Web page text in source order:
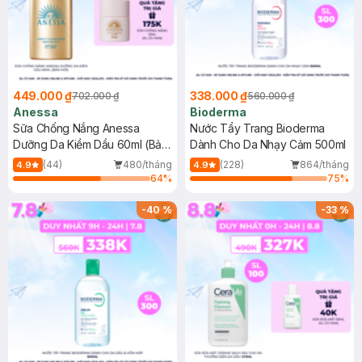
449.000 ₫702.000 ₫
Anessa
Sữa Chống Nắng Anessa
Dưỡng Da Kiềm Dầu 60ml (Bản
Mới)
4.9 (44)
480/tháng
64%
338.000 ₫560.000 ₫
Bioderma
Nước Tẩy Trang Bioderma
Dành Cho Da Nhạy Cảm 500ml
4.9 (228)
864/tháng
75%
-40% -33%